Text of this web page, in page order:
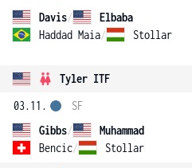
Davis/
Elbaba
Haddad Maia/ Stollar
Tyler ITF
03.11.
Gibbs/
Muhammad
Bencic/ Stollar
SF